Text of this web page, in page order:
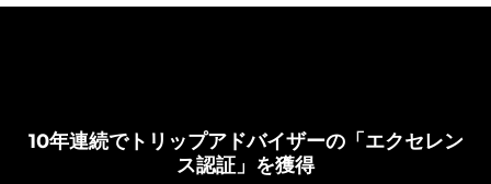
10年連続でトリップアドバイザーの「エクセレン
ス認証」を獲得